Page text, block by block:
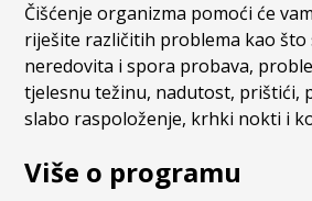
Čišćenje organizma pomoći će
riješite različitih problema kao što
neredovita i spora probava,
tjelesnu težinu, nadutost, prištići,
slabo raspoloženje, krhki nokti i
Više o programu